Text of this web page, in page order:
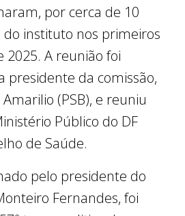
por cerca de 10
do instituto nos primeiros
2025. A reunião foi
presidente da comissão,
(PSB), e reuniu
Público do DF
de Saúde.
pelo presidente do
Fernandes, foi